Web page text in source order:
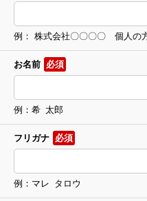
例： 株式会社〇〇〇〇 個人の
お名前 必須
例：希 太郎
フリガナ 必須
例：マレ タロウ